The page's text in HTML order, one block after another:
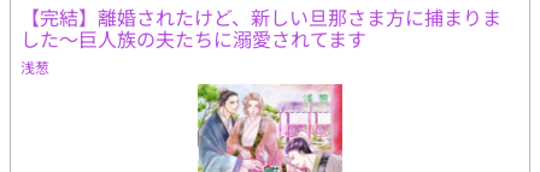
【完結】離婚されたけど、新しい旦那さま方に捕まりま
した～巨人族の夫たちに溺愛されてます
浅葱